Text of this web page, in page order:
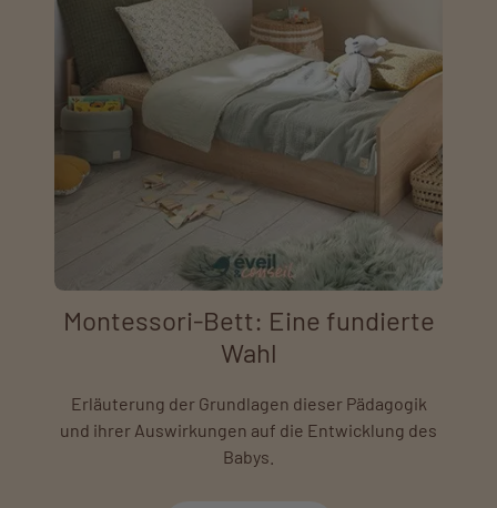
Montessori‑Bett: Eine fundierte
Wahl
Erläuterung der Grundlagen dieser Pädagogik
und ihrer Auswirkungen auf die Entwicklung des
Babys.